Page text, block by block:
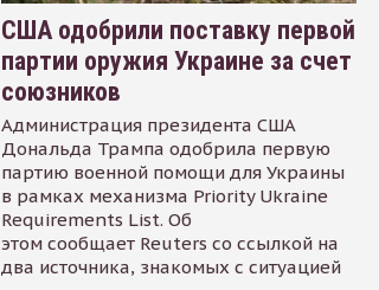
США одобрили поставку первой
партии оружия Украине за счет
союзников
Администрация президента США
Дональда Трампа одобрила первую
партию военной помощи для Украины
в рамках механизма Priority Ukraine
Requirements List. Об
этом сообщает Reuters со ссылкой на
два источника, знакомых с ситуацией